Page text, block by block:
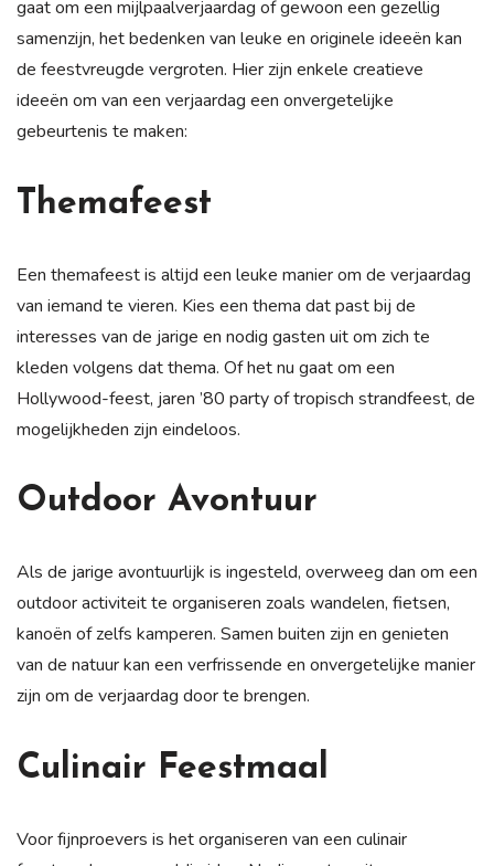
gaat om een mijlpaalverjaardag of gewoon een gezellig
samenzijn, het bedenken van leuke en originele ideeën kan
de feestvreugde vergroten. Hier zijn enkele creatieve
ideeën om van een verjaardag een onvergetelijke
gebeurtenis te maken:
Themafeest
Een themafeest is altijd een leuke manier om de verjaardag
van iemand te vieren. Kies een thema dat past bij de
interesses van de jarige en nodig gasten uit om zich te
kleden volgens dat thema. Of het nu gaat om een
Hollywood-feest, jaren ’80 party of tropisch strandfeest, de
mogelijkheden zijn eindeloos.
Outdoor Avontuur
Als de jarige avontuurlijk is ingesteld, overweeg dan om een
outdoor activiteit te organiseren zoals wandelen, fietsen,
kanoën of zelfs kamperen. Samen buiten zijn en genieten
van de natuur kan een verfrissende en onvergetelijke manier
zijn om de verjaardag door te brengen.
Culinair Feestmaal
Voor fijnproevers is het organiseren van een culinair